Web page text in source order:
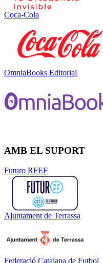
Coca-Cola
OmniaBooks Editorial
AMB EL SUPORT
Futuro RFEF
Ajuntament de Terrassa
Federació Catalana de Futbol